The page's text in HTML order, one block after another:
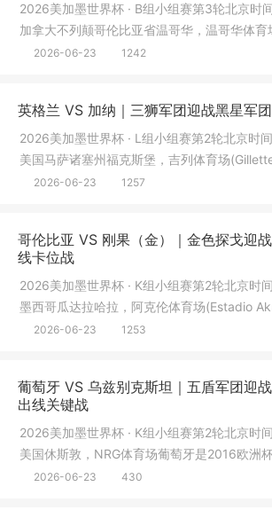
2026美加墨世界杯 · B组小组赛第3轮北京时
加拿大不列颠哥伦比亚省温哥华，温哥华体
第三2026-06-23 1242
英格兰 VS 加纳｜三狮军团迎战黑星军
2026美加墨世界杯 · L组小组赛第2轮北京时
美国马萨诸塞州福克斯堡，吉列体育场
是202
2026-06-23 1257
哥伦比亚 VS 刚果（金）｜金色探戈迎
线卡位战
2026美加墨世界杯 · K组小组赛第2轮北京时
墨西哥瓜达拉哈拉，阿克伦体育场‌(Estadio
24美
2026-06-23 1253
葡萄牙 VS 乌兹别克斯坦｜五盾军团迎
出线关键战
2026美加墨世界杯 · K组小组赛第2轮北京时
美国休斯敦，NRG体育场葡萄牙是2016欧洲
八强—
2026-06-23 430